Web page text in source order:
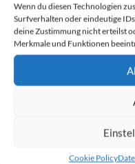
Wenn du diesen Technologien
Surfverhalten oder eindeutige
deine Zustimmung nicht erteilst
Merkmale und Funktionen
Cookie Policy